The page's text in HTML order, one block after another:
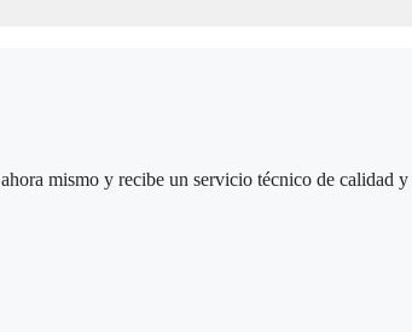
mismo y recibe un servicio técnico de calidad y